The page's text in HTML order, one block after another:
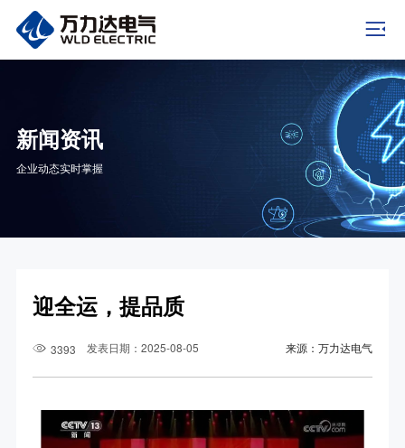
新闻资讯
企业动态实时掌握
迎全运，提品质
3393 发表日期：2025-08-05 来源：万力达电气